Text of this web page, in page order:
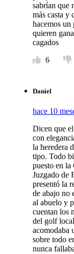
sabrían que
más casta y
hacemos
quieren
cagados
6
Daniel
hace 10
Dicen que
con
la heredera
tipo. Todo
puesto en
Juzgado de
presentó la
de abajo no
al abuelo y
cuentan los
del golf
acomodaba
sobre todo
nunca